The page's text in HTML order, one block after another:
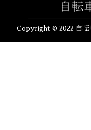
Copyright © 2022 自転